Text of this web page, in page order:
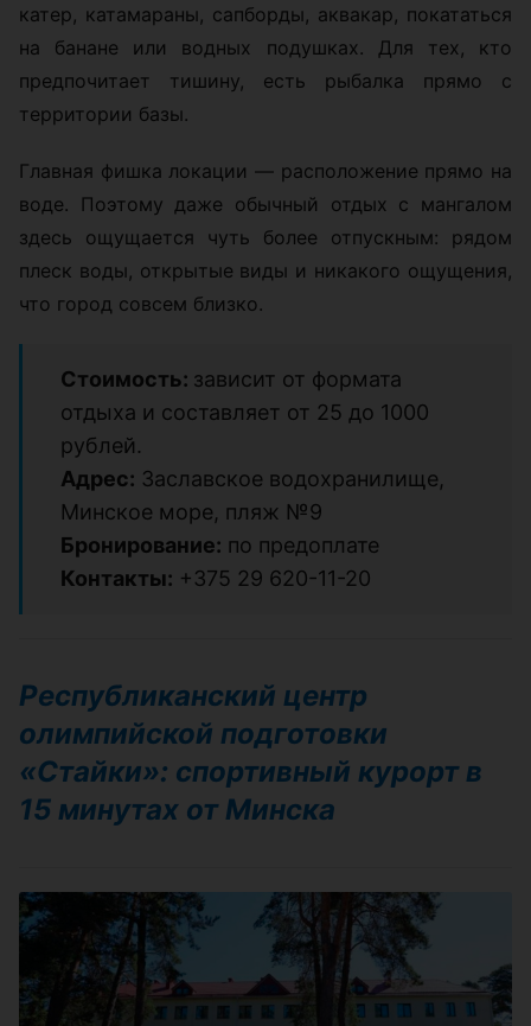
катер, катамараны, сапборды, аквакар, покататься
на банане или водных подушках. Для тех, кто
предпочитает тишину, есть рыбалка прямо с
территории базы.
Главная фишка локации — расположение прямо на
воде. Поэтому даже обычный отдых с мангалом
здесь ощущается чуть более отпускным: рядом
плеск воды, открытые виды и никакого ощущения,
что город совсем близко.
Стоимость: зависит от формата
отдыха и составляет от 25 до 1000
рублей.
Адрес: Заславское водохранилище,
Минское море, пляж №9
Бронирование: по предоплате
Контакты: +375 29 620-11-20
Республиканский центр
олимпийской подготовки
«Стайки»: спортивный курорт в
15 минутах от Минска